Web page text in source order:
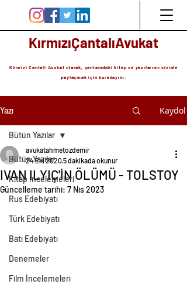
KırmızıÇantalıAvukat
Kirmizi Cantali Avukat olarak, çantamdaki kitap ve yazılarımı sizinle
paylaşmak için buradayım.
Yazı Kaydol
Bütün Yazılar
Kitap İncelemeleri
Rus Edebiyatı
Türk Edebiyatı
Batı Edebiyatı
Denemeler
Film İncelemeleri
Bütün Yazılar
IVAN ILYIÇ'İN ÖLÜMÜ - TOLSTOY
avukatahmetozdemir
24 Eki 2020 5 dakikada okunur
Güncelleme tarihi: 7 Nis 2023